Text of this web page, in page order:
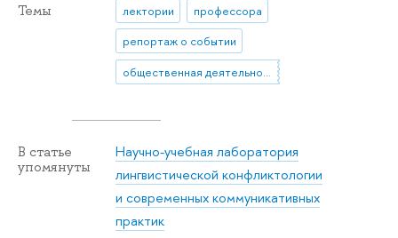
Темы лектории
профессора
репортаж о событии
общественная деятельность
В статье
упомянуты
Научно-учебная лаборатория
лингвистической конфликтологии
и современных коммуникативных
практик